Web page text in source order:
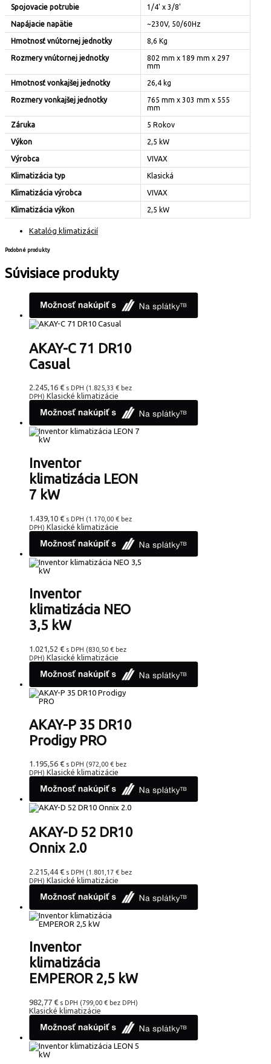
Spojovacie potrubie 1/4' x 3/8'
Napájacie napätie ~230V, 50/60Hz
Hmotnosť vnútornej jednotky 8,6 Kg
Rozmery vnútornej jednotky
802 mm x 189 mm x 297
mm
Hmotnosť vonkajšej jednotky 26,4 kg
Rozmery vonkajšej jednotky
765 mm x 303 mm x 555
mm
Záruka 5 Rokov
Výkon 2,5 kW
Výrobca VIVAX
Klimatizácia typ Klasická
Klimatizácia výrobca VIVAX
Klimatizácia výkon 2,5 kW
Katalóg klimatizácií
Podobné produkty
Súvisiace produkty
AKAY-C 71 DR10
Casual
2.245,16 € s DPH (1.825,33 € bez
DPH) Klasické klimatizácie
Inventor
klimatizácia LEON
7 kW
1.439,10 € s DPH (1.170,00 € bez
DPH) Klasické klimatizácie
Inventor
klimatizácia NEO
3,5 kW
1.021,52 € s DPH (830,50 € bez
DPH) Klasické klimatizácie
AKAY-P 35 DR10
Prodigy PRO
1.195,56 € s DPH (972,00 € bez
DPH) Klasické klimatizácie
AKAY-D 52 DR10
Onnix 2.0
2.215,44 € s DPH (1.801,17 € bez
DPH) Klasické klimatizácie
Inventor
klimatizácia
EMPEROR 2,5 kW
982,77 € s DPH (799,00 € bez DPH)
Klasické klimatizácie